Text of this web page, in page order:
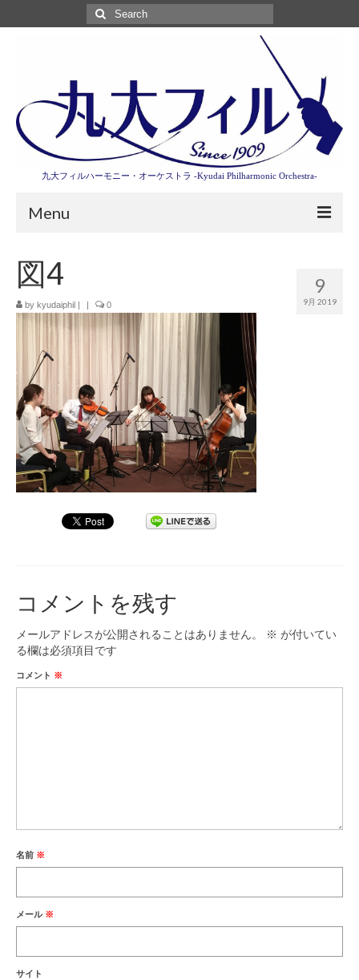
Search
for:
九大フィルハーモニー・オーケストラ -Kyudai Philharmonic Orchestra-
Menu
演奏会情報
卒業記念演奏会2027
九大フィルとは
九大フィルの歴史
ご寄付のお願い
演奏会の歴史
出張演奏
九大フィル特集ページ
9
9月 2019
図4
by kyudaiphil 0
コメントを残す
メールアドレスが公開されることはありません。 ※ が付いてい
る欄は必須項目です
コメント ※
名前 ※
メール ※
サイト